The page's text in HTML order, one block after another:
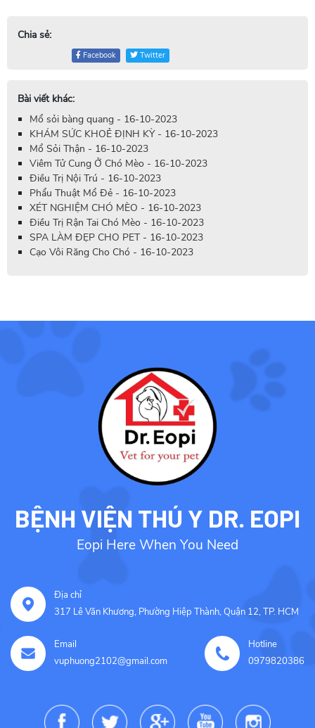
Chia sẻ:
Facebook Twitter
Bài viết khác:
Mổ sỏi bàng quang - 16-10-2023
KHÁM SỨC KHOẺ ĐỊNH KỲ - 16-10-2023
Mổ Sỏi Thận - 16-10-2023
Viêm Tử Cung Ở Chó Mèo - 16-10-2023
Điều Trị Nội Trú - 16-10-2023
Phẩu Thuật Mổ Đẻ - 16-10-2023
XÉT NGHIỆM CHÓ MÈO - 16-10-2023
Điều Trị Rận Tai Chó Mèo - 16-10-2023
SPA LÀM ĐẸP CHO PET - 16-10-2023
Cạo Vôi Răng Cho Chó - 16-10-2023
BỆNH VIỆN THÚ Y DR. EOPI
Eopi Here When You Need
Địa chỉ
317 Lê Văn Khương, Phường Hiệp Thành, Quận 12, TP. HCM
Email
vuphuong2102@gmail.com
Hotline
0979820386